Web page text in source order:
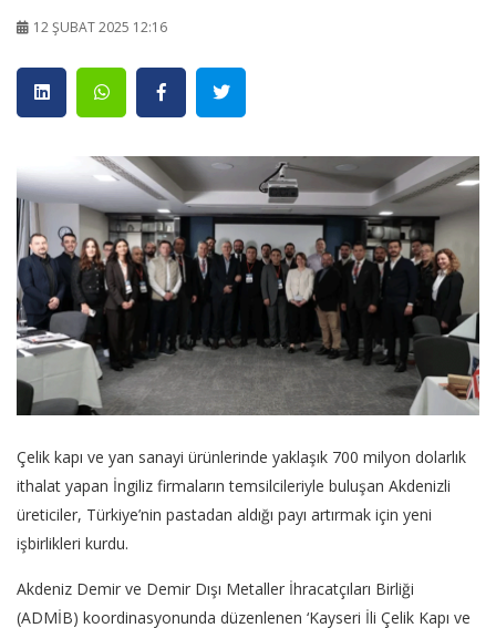
12 ŞUBAT 2025 12:16
Çelik kapı ve yan sanayi ürünlerinde yaklaşık 700 milyon dolarlık
ithalat yapan İngiliz firmaların temsilcileriyle buluşan Akdenizli
üreticiler, Türkiye’nin pastadan aldığı payı artırmak için yeni
işbirlikleri kurdu.
Akdeniz Demir ve Demir Dışı Metaller İhracatçıları Birliği
(ADMİB) koordinasyonunda düzenlenen ‘Kayseri İli Çelik Kapı ve